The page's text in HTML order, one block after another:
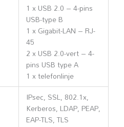
1 x USB 2.0 – 4-pins
USB-type B
1 x Gigabit-LAN – RJ-
45
2 x USB 2.0-vert – 4-
pins USB type A
1 x telefonlinje
IPsec, SSL, 802.1x,
Kerberos, LDAP, PEAP,
EAP-TLS, TLS